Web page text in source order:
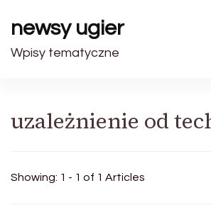
newsy ugier
Wpisy tematyczne
uzależnienie od
Showing: 1 - 1 of 1 Articles